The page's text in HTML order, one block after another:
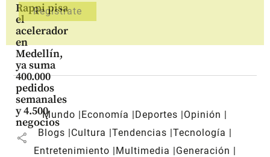
Rappi pisa
el
acelerador
en
Medellín,
ya suma
400.000
pedidos
semanales
y 4.500
negocios
share
Mundo Economía Deportes
Opinión
Blogs
Cultura Tendencias Tecnología
Entretenimiento
Multimedia
Generación